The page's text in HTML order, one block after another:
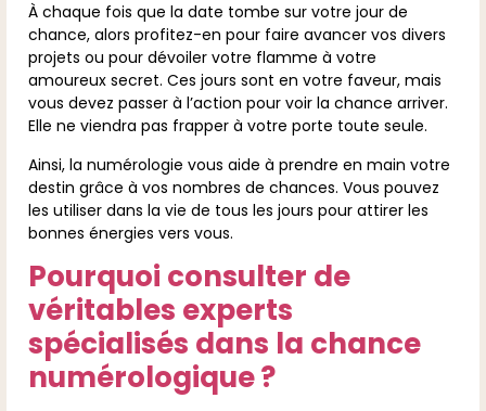
À chaque fois que la date tombe sur votre jour de
chance, alors profitez-en pour faire avancer vos divers
projets ou pour dévoiler votre flamme à votre
amoureux secret. Ces jours sont en votre faveur, mais
vous devez passer à l’action pour voir la chance arriver.
Elle ne viendra pas frapper à votre porte toute seule.
Ainsi, la numérologie vous aide à prendre en main votre
destin grâce à vos nombres de chances. Vous pouvez
les utiliser dans la vie de tous les jours pour attirer les
bonnes énergies vers vous.
Pourquoi consulter de
véritables experts
spécialisés dans la chance
numérologique ?